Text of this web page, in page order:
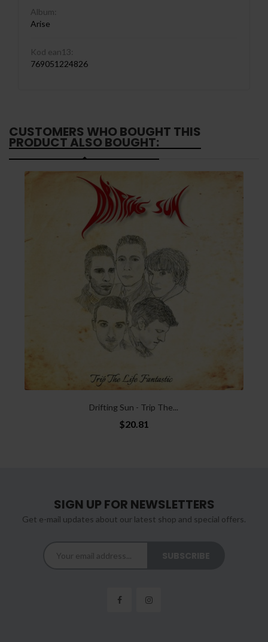
Album:
Arise
Kod ean13:
769051224826
CUSTOMERS WHO BOUGHT THIS
PRODUCT ALSO BOUGHT:
Drifting Sun - Trip The...
$20.81
SIGN UP FOR NEWSLETTERS
Get e-mail updates about our latest shop and special offers.